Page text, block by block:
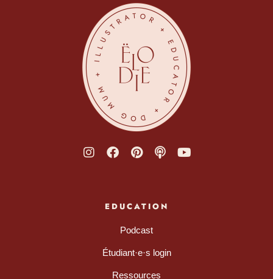
EDUCATION
Podcast
Étudiant·e·s login
Ressources